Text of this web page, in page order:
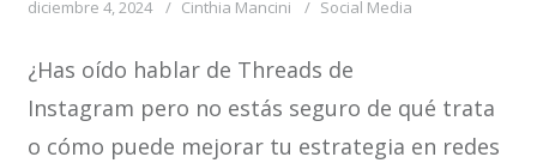
diciembre 4, 2024 Cinthia Mancini Social Media
¿Has oído hablar de Threads de
Instagram pero no estás seguro de qué trata
o cómo puede mejorar tu estrategia en redes